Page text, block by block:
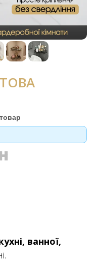
ванної,